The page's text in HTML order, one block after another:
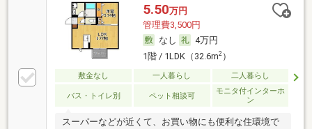
5.50万円
管理費3,500円
なし
4万円
1階 / 1LDK（32.6m2）
敷金なし 一人暮らし 二人暮らし
バス・トイレ別 ペット相談可
モニタ付インターホ
ン
スーパーなどが近くて、お買い物にも便利な住環境で